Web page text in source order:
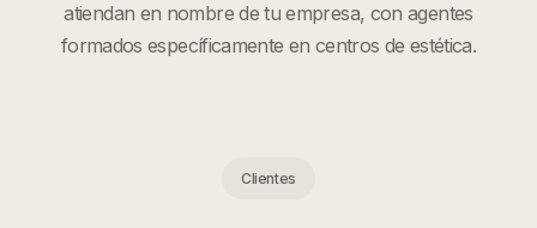
atiendan en nombre de tu empresa, con agentes
formados específicamente en centros de estética.
Clientes